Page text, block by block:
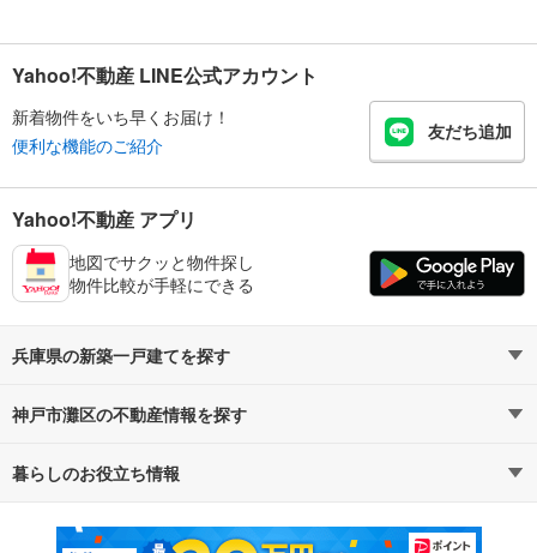
Yahoo!不動産 LINE公式アカウント
新着物件をいち早くお届け！
便利な機能のご紹介
友だち追加
Yahoo!不動産 アプリ
地図でサクッと物件探し
物件比較が手軽にできる
兵庫県の新築一戸建てを探す
路線・駅から探す
通勤・通学時間から探す
神戸市灘区の不動産情報を探す
不動産・住宅
新築マンション 中古マンション
暮らしのお役立ち情報
マンションカタログ 教えて！住まいの先生